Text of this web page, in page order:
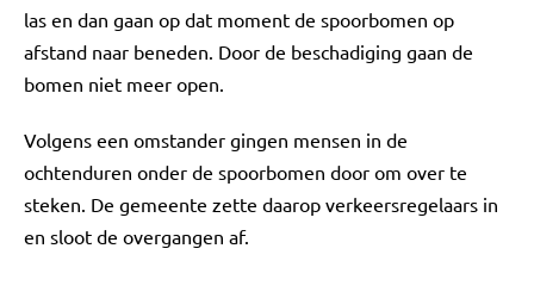
las en dan gaan op dat moment de spoorbomen op
afstand naar beneden. Door de beschadiging gaan de
bomen niet meer open.
Volgens een omstander gingen mensen in de
ochtenduren onder de spoorbomen door om over te
steken. De gemeente zette daarop verkeersregelaars in
en sloot de overgangen af.